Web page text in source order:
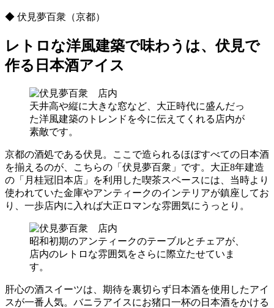
◆ 伏見夢百衆（京都）
レトロな洋風建築で味わうは、伏見で
作る日本酒アイス
天井高や縦に大きな窓など、大正時代に盛んだっ
た洋風建築のトレンドを今に伝えてくれる店内が
素敵です。
京都の酒処である伏見。ここで造られるほぼすべての日本酒
を揃えるのが、こちらの「伏見夢百衆」です。大正8年建造
の「月桂冠旧本店」を利用した喫茶スペースには、当時より
使われていた金庫やアンティークのインテリアが鎮座してお
り、一歩店内に入れば大正ロマンな雰囲気にうっとり。
昭和初期のアンティークのテーブルとチェアが、
店内のレトロな雰囲気をさらに際立たせていま
す。
肝心の酒スイーツは、期待を裏切らず日本酒を使用したアイ
スが一番人気。バニラアイスにお猪口一杯の日本酒をかける